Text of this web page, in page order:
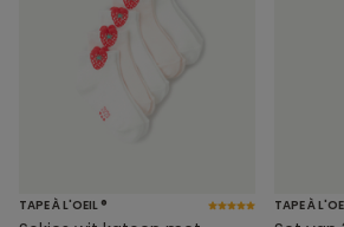
TAPE À L'OEIL ® TAPE À